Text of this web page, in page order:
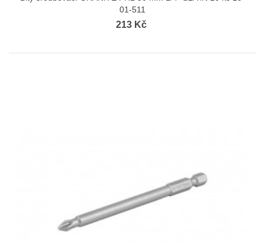
01-511
213 Kč